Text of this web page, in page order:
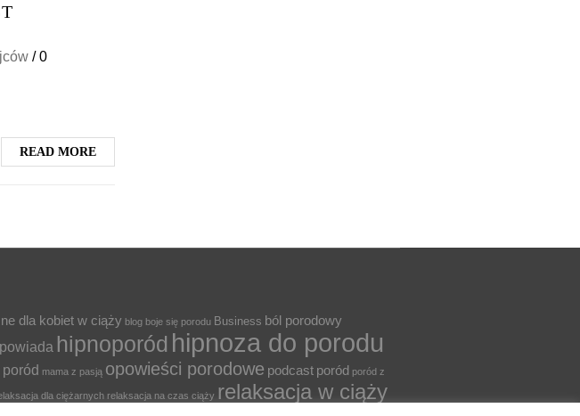
/0
READ MORE
dla kobiet w ciąży blog boje się porodu Business ból porodowy
hipnoporód hipnoza do porodu
mama z pasją opowieści porodowe podcast poród poród z
dla ciężarnych relaksacja na czas ciąży relaksacja w ciąży